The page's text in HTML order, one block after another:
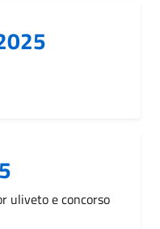
uliveto e concorso